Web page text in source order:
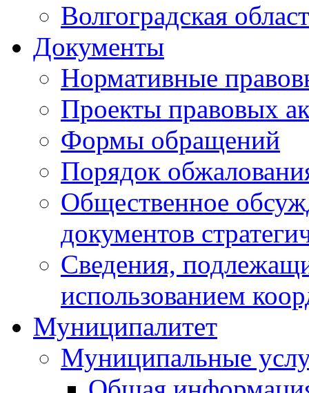
Волгоградская
Документы
Нормативные
Проекты правовых
Формы обращений
Порядок
Общественное
документов
Сведения,
использованием
Муниципалитет
Муниципальные